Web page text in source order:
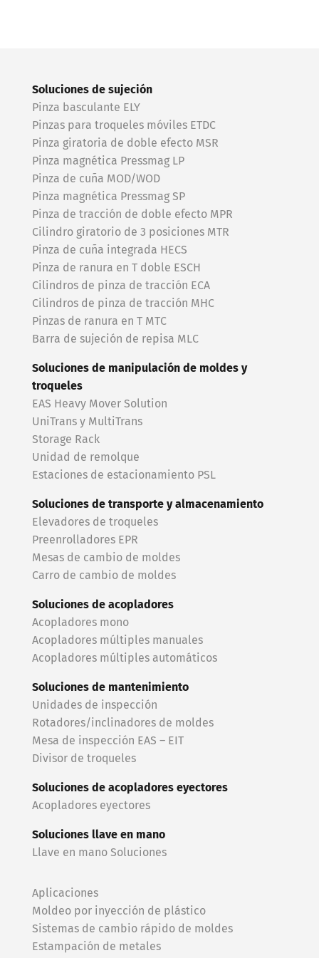
Soluciones de sujeción
Pinza basculante ELY
Pinzas para troqueles móviles ETDC
Pinza giratoria de doble efecto MSR
Pinza magnética Pressmag LP
Pinza de cuña MOD/WOD
Pinza magnética Pressmag SP
Pinza de tracción de doble efecto MPR
Cilindro giratorio de 3 posiciones MTR
Pinza de cuña integrada HECS
Pinza de ranura en T doble ESCH
Cilindros de pinza de tracción ECA
Cilindros de pinza de tracción MHC
Pinzas de ranura en T MTC
Barra de sujeción de repisa MLC
Soluciones de manipulación de moldes y
troqueles
EAS Heavy Mover Solution
UniTrans y MultiTrans
Storage Rack
Unidad de remolque
Estaciones de estacionamiento PSL
Soluciones de transporte y almacenamiento
Elevadores de troqueles
Preenrolladores EPR
Mesas de cambio de moldes
Carro de cambio de moldes
Soluciones de acopladores
Acopladores mono
Acopladores múltiples manuales
Acopladores múltiples automáticos
Soluciones de mantenimiento
Unidades de inspección
Rotadores/inclinadores de moldes
Mesa de inspección EAS – EIT
Divisor de troqueles
Soluciones de acopladores eyectores
Acopladores eyectores
Soluciones llave en mano
Llave en mano Soluciones
Aplicaciones
Moldeo por inyección de plástico
Sistemas de cambio rápido de moldes
Estampación de metales